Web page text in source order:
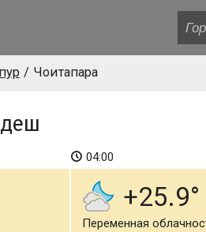
Чоитапара
04:00
+25.9
Переменная